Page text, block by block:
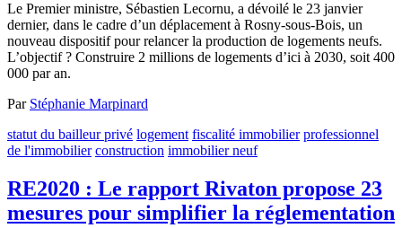
Le Premier ministre, Sébastien Lecornu, a dévoilé le 23 janvier
dernier, dans le cadre d’un déplacement à Rosny-sous-Bois, un
nouveau dispositif pour relancer la production de logements neufs.
L’objectif ? Construire 2 millions de logements d’ici à 2030, soit 400
000 par an.
Par Stéphanie Marpinard
statut du bailleur privé logement fiscalité immobilier professionnel
de l'immobilier construction immobilier neuf
RE2020 : Le rapport Rivaton propose 23
mesures pour simplifier la réglementation